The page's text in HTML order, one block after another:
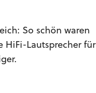
So schön waren
HiFi-Lautsprecher für